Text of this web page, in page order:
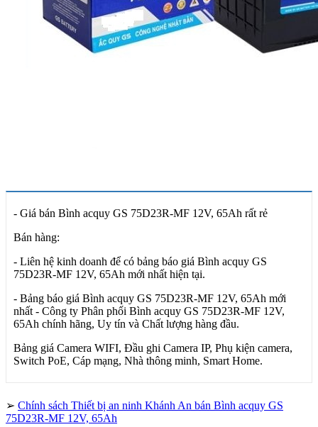
- Giá bán Bình acquy GS 75D23R-MF 12V, 65Ah rất rẻ
Bán hàng:
- Liên hệ kinh doanh để có bảng báo giá Bình acquy GS
75D23R-MF 12V, 65Ah mới nhất hiện tại.
- Bảng báo giá Bình acquy GS 75D23R-MF 12V, 65Ah mới
nhất - Công ty Phân phối Bình acquy GS 75D23R-MF 12V,
65Ah chính hãng, Uy tín và Chất lượng hàng đầu.
Bảng giá Camera WIFI, Đầu ghi Camera IP, Phụ kiện camera,
Switch PoE, Cáp mạng, Nhà thông minh, Smart Home.
➢ Chính sách Thiết bị an ninh Khánh An bán Bình acquy GS
75D23R-MF 12V, 65Ah